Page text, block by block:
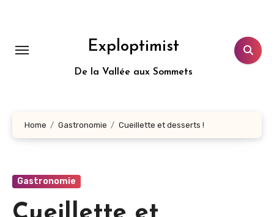
Exploptimist
De la Vallée aux Sommets
Home Gastronomie Cueillette et desserts !
Gastronomie